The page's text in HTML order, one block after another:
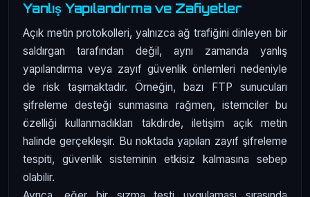
Yanlış Yapılandırma ve Zafiyetler
Açık metin protokolleri, yalnızca ağ trafiğini dinleyen bir
saldırgan tarafından değil, aynı zamanda yanlış
yapılandırma veya zayıf güvenlik önlemleri nedeniyle
de risk taşımaktadır. Örneğin, bazı FTP sunucuları
şifreleme desteği sunmasına rağmen, istemciler bu
özelliği kullanmadıkları takdirde, iletişim açık metin
halinde gerçekleşir. Bu noktada yapılan zayıf şifreleme
tespiti, güvenlik sisteminin etkisiz kalmasına sebep
olabilir.